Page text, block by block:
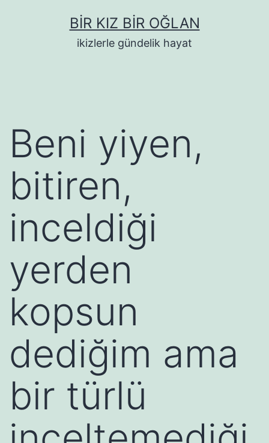
BIR KIZ BIR OĞLAN
ikizlerle gündelik hayat
Beni yiyen,
bitiren,
inceldiği
yerden
kopsun
dediğim ama
bir türlü